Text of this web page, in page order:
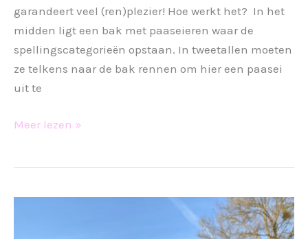
garandeert veel (ren)plezier! Hoe werkt het? In het
midden ligt een bak met paaseieren waar de
spellingscategorieën opstaan. In tweetallen moeten
ze telkens naar de bak rennen om hier een paasei
uit te
Loopspel
en
Meer lezen »